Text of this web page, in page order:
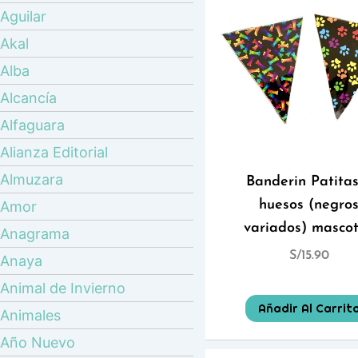
Aguilar
Akal
Alba
Alcancía
Alfaguara
Alianza Editorial
Almuzara
Amor
Anagrama
Anaya
Animal de Invierno
Animales
Año Nuevo
Banderin
huesos
variados)
S/15.90
Añadir Al